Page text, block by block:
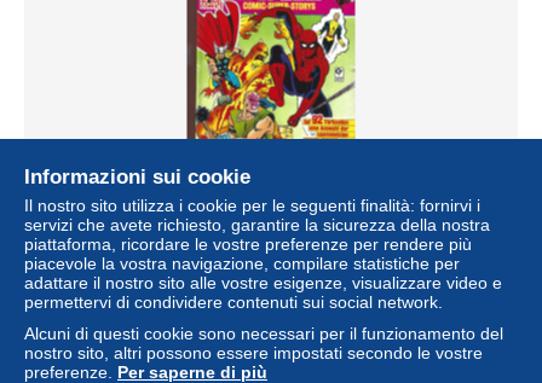
DIE SPINNE - L'UOMO RAGNO - MARVEL TOP-
CLASSICS - SUPER ALBUM N.10 - NUOVO
± 5,76 USD
Informazioni sui cookie
Il nostro sito utilizza i cookie per le seguenti finalità: fornirvi i
servizi che avete richiesto, garantire la sicurezza della nostra
piattaforma, ricordare le vostre preferenze per rendere più
piacevole la vostra navigazione, compilare statistiche per
adattare il nostro sito alle vostre esigenze, visualizzare video e
permettervi di condividere contenuti sui social network.
Alcuni di questi cookie sono necessari per il funzionamento del
nostro sito, altri possono essere impostati secondo le vostre
preferenze. Per saperne di più